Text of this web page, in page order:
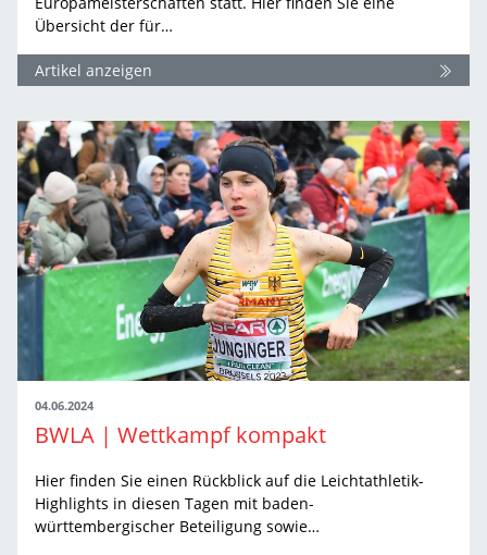
Übersicht der für…
Artikel anzeigen
04.06.2024
BWLA | Wettkampf kompakt
Hier finden Sie einen Rückblick auf die Leichtathletik-
Highlights in diesen Tagen mit baden-
württembergischer Beteiligung sowie…